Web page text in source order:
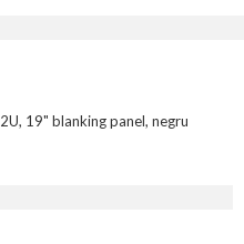
2U, 19" blanking panel, negru